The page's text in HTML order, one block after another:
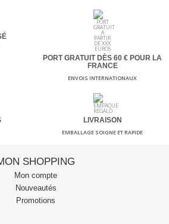
PORT GRATUIT DÈS 60 € POUR LA
FRANCE
ENVOIS INTERNATIONAUX
LIVRAISON
EMBALLAGE SOIGNE ET RAPIDE
SHOPPING
Mon compte
Nouveautés
Promotions